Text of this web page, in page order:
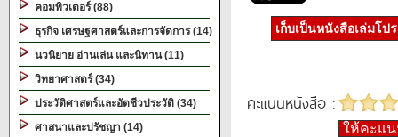
คอมพิวเตอร์ (88)
ธุรกิจ เศรษฐศาสตร์และการจัดการ (14)
นวนิยาย อ่านเล่น และนิทาน (11)
วิทยาศาสตร์ (34)
ประวัติศาสตร์และอัตชีวประวัติ (34)
ศาสนาและปรัชญา (14)
เก็บเป็นหนังสือเล่มโป
คะแนนหนังสือ :
ให้คะแ